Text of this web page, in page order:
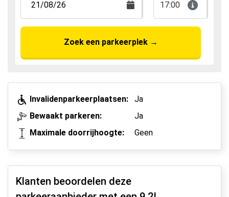
17:00
Zoek een parkeerplek→
Invalidenparkeerplaatsen:
Ja
Bewaakt parkeren:
Ja
Maximale doorrijhoogte:
Geen
Klanten beoordelen deze